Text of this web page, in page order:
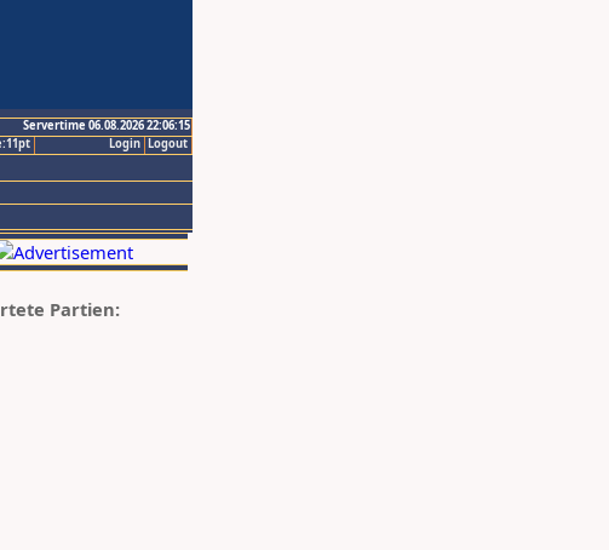
Servertime 06.08.2026 22:06:15
Logout
Login
Partien: